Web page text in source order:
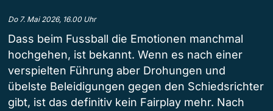
Do 7. Mai 2026, 16.00 Uhr
Dass beim Fussball die Emotionen manchmal
hochgehen, ist bekannt. Wenn es nach einer
verspielten Führung aber Drohungen und
übelste Beleidigungen gegen den Schiedsrichter
gibt, ist das definitiv kein Fairplay mehr. Nach